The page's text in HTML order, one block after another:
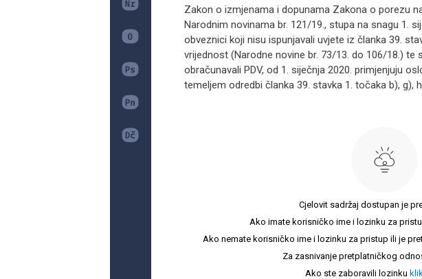
Zakon o izmjenama i dopunama Zakona o porezu
Narodnim novinama br. 121/19., stupa na snagu 1.
obveznici koji nisu ispunjavali uvjete iz članka 39.
vrijednost (Narodne novine br. 73/13. do 106/18.) te
obračunavali PDV, od 1. siječnja 2020. primjenjuju
temeljem odredbi članka 39. stavka 1. točaka b), g),
Cjelovit sadržaj dostupan je
Ako imate korisničko ime i lozinku za
Ako nemate korisničko ime i lozinku za pristup ili je
Za zasnivanje pretplatničkog
Ako ste zaboravili lozinku